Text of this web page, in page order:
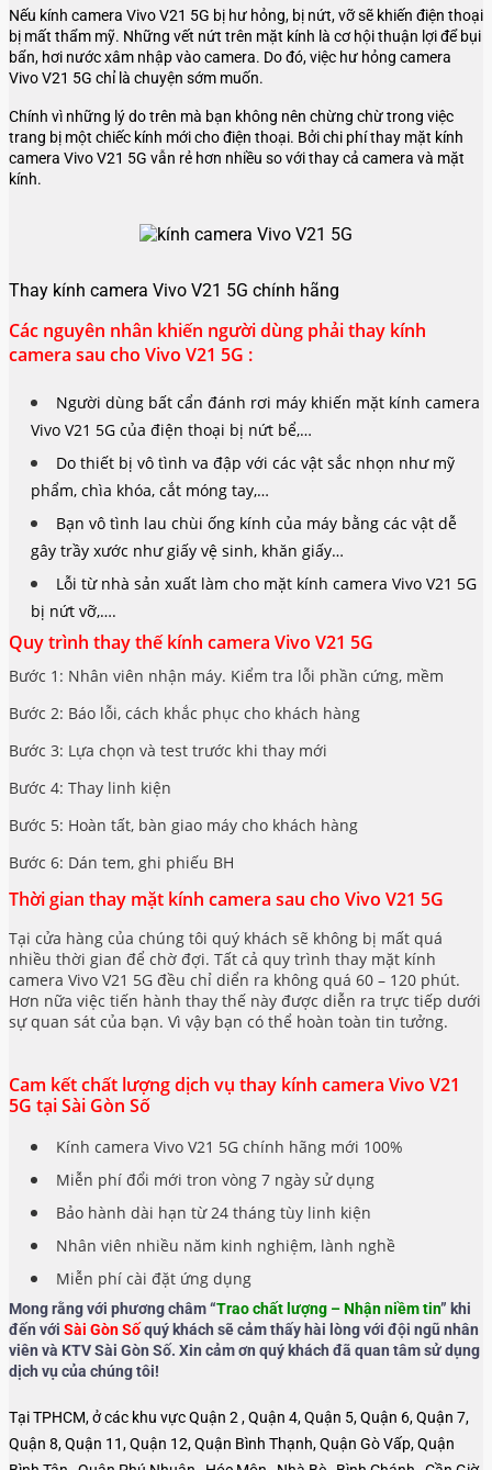
Nếu kính camera Vivo V21 5G bị hư hỏng, bị nứt, vỡ sẽ khiến điện thoại
bị mất thẩm mỹ. Những vết nứt trên mặt kính là cơ hội thuận lợi để bụi
bẩn, hơi nước xâm nhập vào camera. Do đó, việc hư hỏng camera
Vivo V21 5G chỉ là chuyện sớm muốn.
Chính vì những lý do trên mà bạn không nên chừng chừ trong việc
trang bị một chiếc kính mới cho điện thoại. Bởi chi phí thay mặt kính
camera Vivo V21 5G vẫn rẻ hơn nhiều so với thay cả camera và mặt
kính.
Thay kính camera Vivo V21 5G chính hãng
Các nguyên nhân khiến người dùng phải thay kính
camera sau cho Vivo V21 5G :
Người dùng bất cẩn đánh rơi máy khiến mặt kính camera
Vivo V21 5G của điện thoại bị nứt bể,…
Do thiết bị vô tình va đập với các vật sắc nhọn như mỹ
phẩm, chìa khóa, cắt móng tay,…
Bạn vô tình lau chùi ống kính của máy bằng các vật dễ
gây trầy xước như giấy vệ sinh, khăn giấy…
Lỗi từ nhà sản xuất làm cho mặt kính camera Vivo V21 5G
bị nứt vỡ,….
Quy trình thay thế kính camera Vivo V21 5G
Bước 1: Nhân viên nhận máy. Kiểm tra lỗi phần cứng, mềm
Bước 2: Báo lỗi, cách khắc phục cho khách hàng
Bước 3: Lựa chọn và test trước khi thay mới
Bước 4: Thay linh kiện
Bước 5: Hoàn tất, bàn giao máy cho khách hàng
Bước 6: Dán tem, ghi phiếu BH
Thời gian thay mặt kính camera sau cho Vivo V21 5G
Tại cửa hàng của chúng tôi quý khách sẽ không bị mất quá
nhiều thời gian để chờ đợi. Tất cả quy trình thay mặt kính
camera Vivo V21 5G đều chỉ diển ra không quá 60 – 120 phút.
Hơn nữa việc tiến hành thay thế này được diễn ra trực tiếp dưới
sự quan sát của bạn. Vì vậy bạn có thể hoàn toàn tin tưởng.
Cam kết chất lượng dịch vụ thay kính camera Vivo V21
5G tại Sài Gòn Số
Kính camera Vivo V21 5G chính hãng mới 100%
Miễn phí đổi mới tron vòng 7 ngày sử dụng
Bảo hành dài hạn từ 24 tháng tùy linh kiện
Nhân viên nhiều năm kinh nghiệm, lành nghề
Miễn phí cài đặt ứng dụng
Mong rằng với phương châm “Trao chất lượng – Nhận niềm tin” khi
đến với Sài Gòn Sốquý khách sẽ cảm thấy hài lòng với đội ngũ nhân
viên và KTV Sài Gòn Số. Xin cảm ơn quý khách đã quan tâm sử dụng
dịch vụ của chúng tôi!
Tại TPHCM, ở các khu vực Quận 2 , Quận 4, Quận 5, Quận 6, Quận 7,
Quận 8, Quận 11, Quận 12, Quận Bình Thạnh, Quận Gò Vấp, Quận